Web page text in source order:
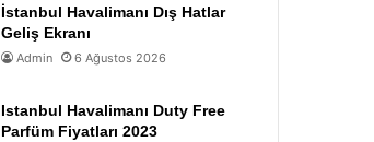
İstanbul Havalimanı Dış Hatlar
Geliş Ekranı
Admin 6 Ağustos 2026
Istanbul Havalimanı Duty Free
Parfüm Fiyatları 2023